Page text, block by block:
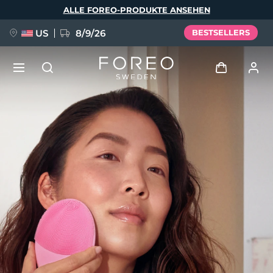
ALLE FOREO-PRODUKTE ANSEHEN
US 8/9/26 BESTSELLERS
Benutzerkonto
Meine Geräte
Meine Bestellungen
Meine Adressen
Meine Abonnements
FAQ™ Pure Beauty-Tech Elixir
BREAKING NEWS
issa™ Teeth Whitening Set
Sprache
English Deutsch
Español
Français
Italiano
Português
Polski
Svenska
Русский
Türkçe
简体中文 繁體中文